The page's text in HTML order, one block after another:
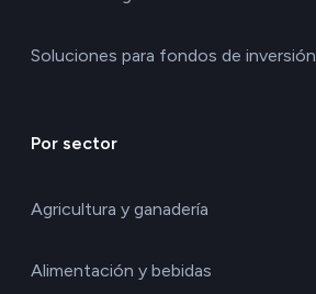
Soluciones para fondos de inversión
Por sector
Agricultura y ganadería
Alimentación y bebidas